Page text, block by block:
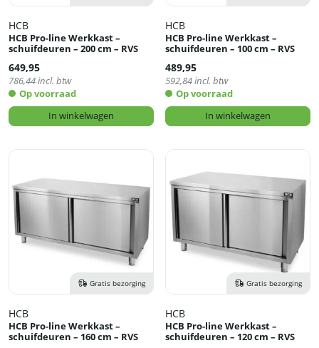
HCB
HCB Pro-line Werkkast –
schuifdeuren – 200 cm – RVS
649,95
786,44incl. btw
Op voorraad
In winkelwagen
HCB
HCB Pro-line Werkkast –
schuifdeuren – 100 cm – RVS
489,95
592,84incl. btw
Op voorraad
In winkelwagen
Gratis bezorging
HCB
HCB Pro-line Werkkast –
schuifdeuren – 160 cm – RVS
Gratis bezorging
HCB
HCB Pro-line Werkkast –
schuifdeuren – 120 cm – RVS